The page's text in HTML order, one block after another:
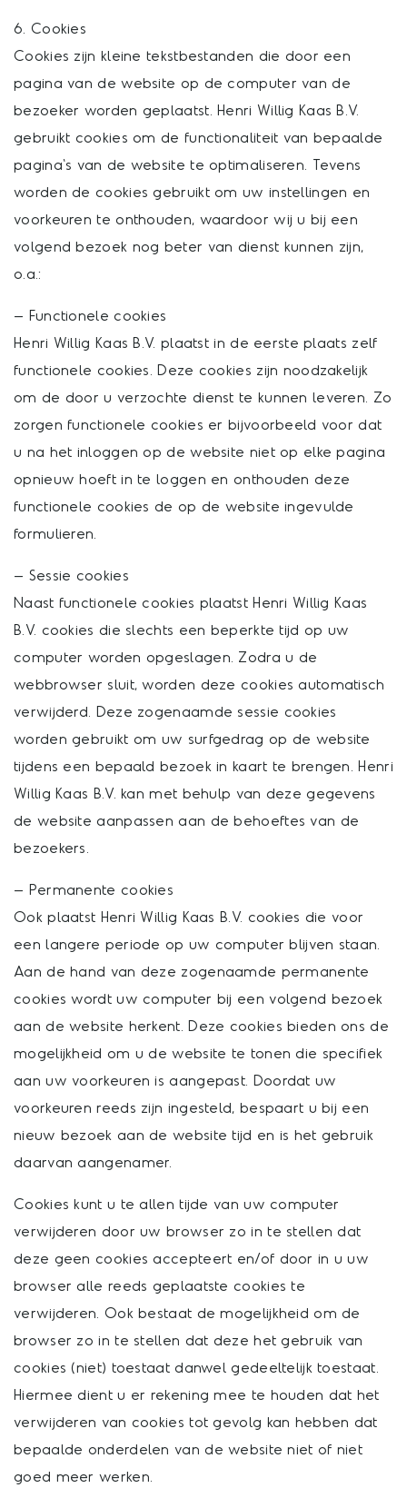
6. Cookies
Cookies zijn kleine tekstbestanden die door een
pagina van de website op de computer van de
bezoeker worden geplaatst. Henri Willig Kaas B.V.
gebruikt cookies om de functionaliteit van bepaalde
pagina's van de website te optimaliseren. Tevens
worden de cookies gebruikt om uw instellingen en
voorkeuren te onthouden, waardoor wij u bij een
volgend bezoek nog beter van dienst kunnen zijn,
o.a.:
– Functionele cookies
Henri Willig Kaas B.V. plaatst in de eerste plaats zelf
functionele cookies. Deze cookies zijn noodzakelijk
om de door u verzochte dienst te kunnen leveren. Zo
zorgen functionele cookies er bijvoorbeeld voor dat
u na het inloggen op de website niet op elke pagina
opnieuw hoeft in te loggen en onthouden deze
functionele cookies de op de website ingevulde
formulieren.
– Sessie cookies
Naast functionele cookies plaatst Henri Willig Kaas
B.V. cookies die slechts een beperkte tijd op uw
computer worden opgeslagen. Zodra u de
webbrowser sluit, worden deze cookies automatisch
verwijderd. Deze zogenaamde sessie cookies
worden gebruikt om uw surfgedrag op de website
tijdens een bepaald bezoek in kaart te brengen. Henri
Willig Kaas B.V. kan met behulp van deze gegevens
de website aanpassen aan de behoeftes van de
bezoekers.
– Permanente cookies
Ook plaatst Henri Willig Kaas B.V. cookies die voor
een langere periode op uw computer blijven staan.
Aan de hand van deze zogenaamde permanente
cookies wordt uw computer bij een volgend bezoek
aan de website herkent. Deze cookies bieden ons de
mogelijkheid om u de website te tonen die specifiek
aan uw voorkeuren is aangepast. Doordat uw
voorkeuren reeds zijn ingesteld, bespaart u bij een
nieuw bezoek aan de website tijd en is het gebruik
daarvan aangenamer.
Cookies kunt u te allen tijde van uw computer
verwijderen door uw browser zo in te stellen dat
deze geen cookies accepteert en/of door in u uw
browser alle reeds geplaatste cookies te
verwijderen. Ook bestaat de mogelijkheid om de
browser zo in te stellen dat deze het gebruik van
cookies (niet) toestaat danwel gedeeltelijk toestaat.
Hiermee dient u er rekening mee te houden dat het
verwijderen van cookies tot gevolg kan hebben dat
bepaalde onderdelen van de website niet of niet
goed meer werken.